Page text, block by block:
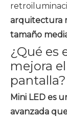
arquitectura
tamaño
¿Qué es
mejora
pantalla?
Mini LED es
avanzada